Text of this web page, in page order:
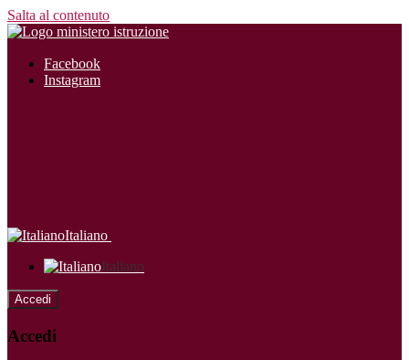
Salta al contenuto
Facebook
Instagram
Italiano
Italiano
Accedi
Accedi